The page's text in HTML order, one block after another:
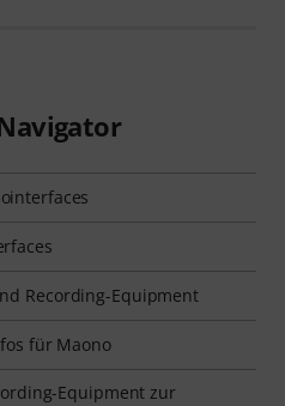
Recording-Equipment
für Maono
Equipment zur